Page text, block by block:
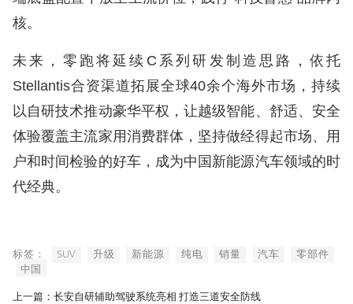
核。
未来，零跑将延续C系列研发制造思路，依托
Stellantis合资渠道拓展全球40余个海外市场，持续
以自研技术推动豪华平权，让越级智能、舒适、安全
体验覆盖主流家用消费群体，坚持做经得起市场、用
户和时间检验的好车，成为中国新能源汽车领域的时
代经典。
标签： SUV 升级 新能源 纯电 销量 汽车
零部件
中国
上一篇：长安自研辅助驾驶系统亮相 打造三道安全防线